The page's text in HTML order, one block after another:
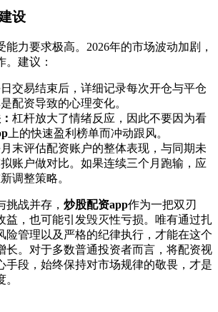
设
力要求极高。2026年的市场波动加剧，
。建议：
交易结束后，详细记录每次开仓与平仓
配资导致的心理变化。
杠杆放大了情绪反应，因此不要因为看
上的快速盈利榜单而冲动跟风。
末评估配资账户的整体表现，与同期未
账户做对比。如果连续三个月跑输，应
调整策略。
挑战并存， 炒股配资app作为一把双刃
益，也可能引发毁灭性亏损。唯有通过扎
险管理以及严格的纪律执行，才能在这个
长。对于多数普通投资者而言，将配资视
手段，始终保持对市场规律的敬畏，才是